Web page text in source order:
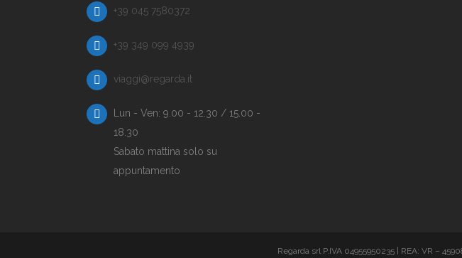
+39 045 7580372
+39 349 099 4939
viaggi@regarda.it
Lun - Ven: 9.00 - 12.30 / 15.00 -
18.30
Sabato mattina solo su
appuntamento
Regarda srl P.IVA 04955950235 | REA: VR –